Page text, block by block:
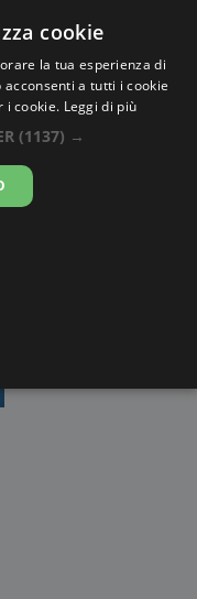
.cocookie
la tua esperienza di
a tutti i cookie
i cookie. Leggi di più
(1137) →